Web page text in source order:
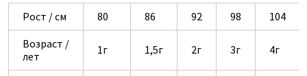
Рост / см 80 86 92 98
104
Возраст /
лет
1г 1,5г 2г 3г 4г